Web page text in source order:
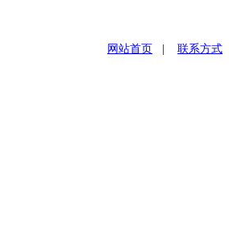
网站首页 联系方式